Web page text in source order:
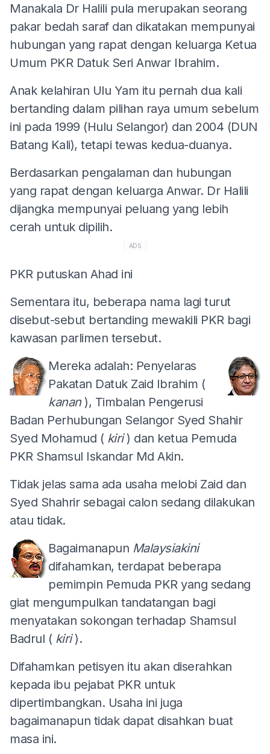
Manakala Dr Halili pula merupakan seorang
pakar bedah saraf dan dikatakan mempunyai
hubungan yang rapat dengan keluarga Ketua
Umum PKR Datuk Seri Anwar Ibrahim.
Anak kelahiran Ulu Yam itu pernah dua kali
bertanding dalam pilihan raya umum sebelum
ini pada 1999 (Hulu Selangor) dan 2004 (DUN
Batang Kali), tetapi tewas kedua-duanya.
Berdasarkan pengalaman dan hubungan
yang rapat dengan keluarga Anwar. Dr Halili
dijangka mempunyai peluang yang lebih
cerah untuk dipilih.
ADS
PKR putuskan Ahad ini
Sementara itu, beberapa nama lagi turut
disebut-sebut bertanding mewakili PKR bagi
kawasan parlimen tersebut.
Mereka adalah: Penyelaras
Pakatan Datuk Zaid Ibrahim (
kanan), Timbalan Pengerusi
Badan Perhubungan Selangor Syed Shahir
Syed Mohamud ( kiri) dan ketua Pemuda
PKR Shamsul Iskandar Md Akin.
Tidak jelas sama ada usaha melobi Zaid dan
Syed Shahrir sebagai calon sedang dilakukan
atau tidak.
Bagaimanapun Malaysiakini
difahamkan, terdapat beberapa
pemimpin Pemuda PKR yang sedang
giat mengumpulkan tandatangan bagi
menyatakan sokongan terhadap Shamsul
Badrul ( kiri).
Difahamkan petisyen itu akan diserahkan
kepada ibu pejabat PKR untuk
dipertimbangkan. Usaha ini juga
bagaimanapun tidak dapat disahkan buat
masa ini.